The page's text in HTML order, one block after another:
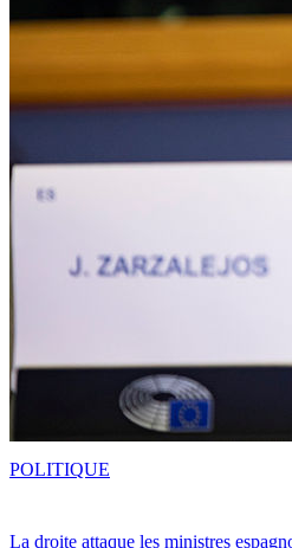
La droite attaque les ministres
POLITIQUE